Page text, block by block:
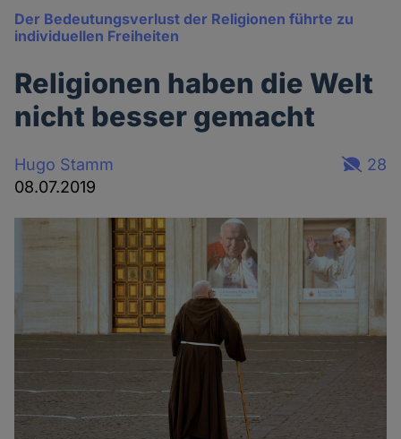
Der Bedeutungsverlust der Religionen führte zu
individuellen Freiheiten
Religionen haben die Welt
nicht besser gemacht
Hugo Stamm
08.07.2019
28